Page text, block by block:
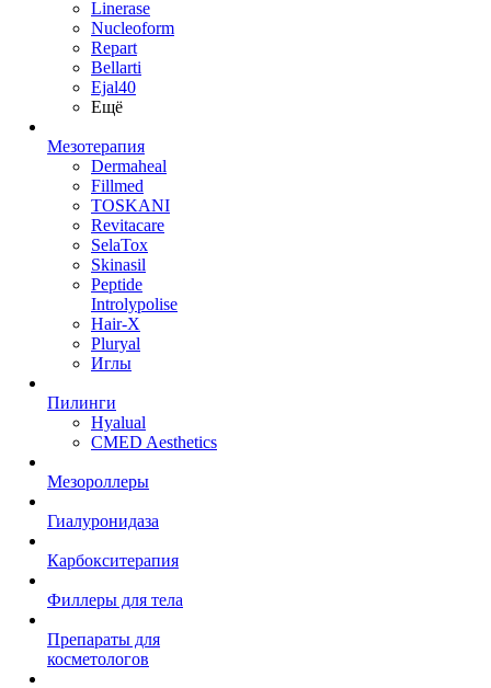
Linerase
Nucleoform
Repart
Bellarti
Ejal40
Ещё
Мезотерапия
Dermaheal
Fillmed
TOSKANI
Revitacare
SelaTox
Skinasil
Peptide
Introlypolise
Hair-X
Pluryal
Иглы
Пилинги
Hyalual
CMED Aesthetics
Мезороллеры
Гиалуронидаза
Карбокситерапия
Филлеры для тела
Препараты для
косметологов